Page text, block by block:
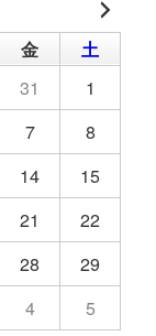
金
土
31
1
7
8
14
15
21
22
28
29
4 5